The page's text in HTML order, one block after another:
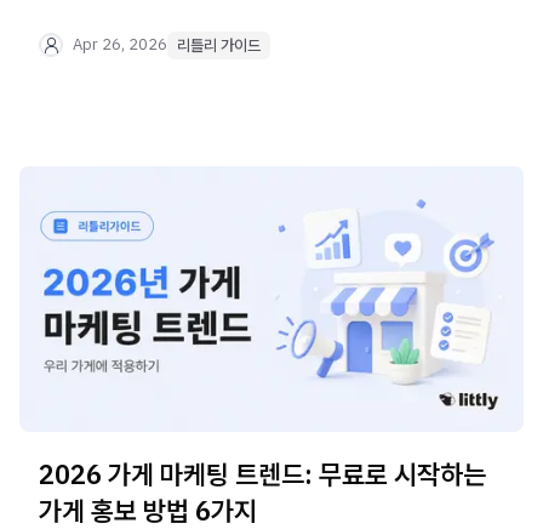
Apr 26, 2026 리틀리 가이드
2026 가게 마케팅 트렌드: 무료로 시작하는
가게 홍보 방법 6가지